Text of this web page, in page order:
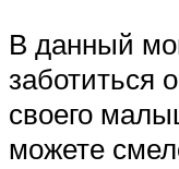
В данный
заботиться
своего
можете